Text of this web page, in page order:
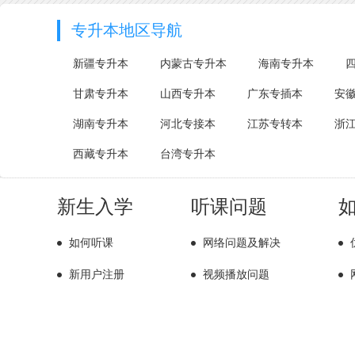
专升本地区导航
新疆专升本 内蒙古专升本 海南专升本
甘肃专升本 山西专升本 广东专插本 安
湖南专升本 河北专接本 江苏专转本 浙
西藏专升本 台湾专升本
新生入学
如何听课
新用户注册
听课问题
网络问题及解决
视频播放问题